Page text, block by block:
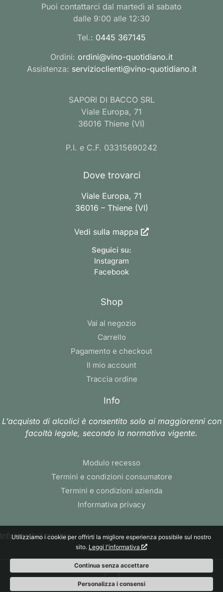
Puoi contattarci dal martedì al sabato
dalle 9:00 alle 12:30
Tel.: 0445 367145
Ordini: ordini@vino-quotidiano.it
Assistenza: servizioclienti@vino-quotidiano.it
SAPORI DI BACCO SRL
Viale Europa, 71
36016 Thiene (VI)
P.I. e C.F. 03315690242
Dove trovarci
Viale Europa, 71
36016 – Thiene (VI)
Vedi sulla mappa
Seguici su:
Instagram
Facebook
Shop
Vai al negozio
Carrello
Pagamento e checkout
Il mio account
Traccia ordine
Info
L’acquisto di alcolici è consentito solo ai maggiorenni con
facoltà legale, secondo la normativa vigente.
Modulo recesso
Termini e condizioni consumatore
Termini e condizioni azienda
Informativa privacy
Informativa cookie
Utilizziamo i cookie per offrirti la migliore esperienza possibile sul nostro
sito. Leggi l'informativa
Continua senza accettare
Personalizza i consensi